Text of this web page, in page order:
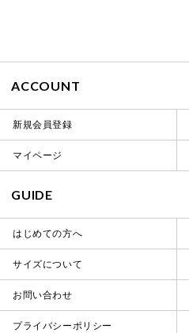
ACCOUNT
新規会員登録
マイページ
GUIDE
はじめての方へ
サイズについて
お問い合わせ
プライバシーポリシー